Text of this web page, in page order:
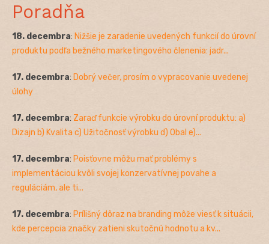
Poradňa
18. decembra: Nižšie je zaradenie uvedených funkcií do úrovní
produktu podľa bežného marketingového členenia: jadr...
17. decembra: Dobrý večer, prosím o vypracovanie uvedenej
úlohy
17. decembra: Zaraď funkcie výrobku do úrovní produktu: a)
Dizajn b) Kvalita c) Užitočnosť výrobku d) Obal e)...
17. decembra: Poisťovne môžu mať problémy s
implementáciou kvôli svojej konzervatívnej povahe a
reguláciám, ale ti...
17. decembra: Prílišný dôraz na branding môže viesť k situácii,
kde percepcia značky zatieni skutočnú hodnotu a kv...